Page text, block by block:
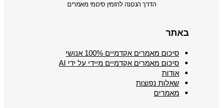
הדרך הנכונה להזמין סיכומי מאמרים
באתר
סיכום מאמרים אקדמיים 100% אנושי
סיכום מאמרים אקדמיים מיידי על ידי AI
אודות
שאלות נפוצות
מאמרים